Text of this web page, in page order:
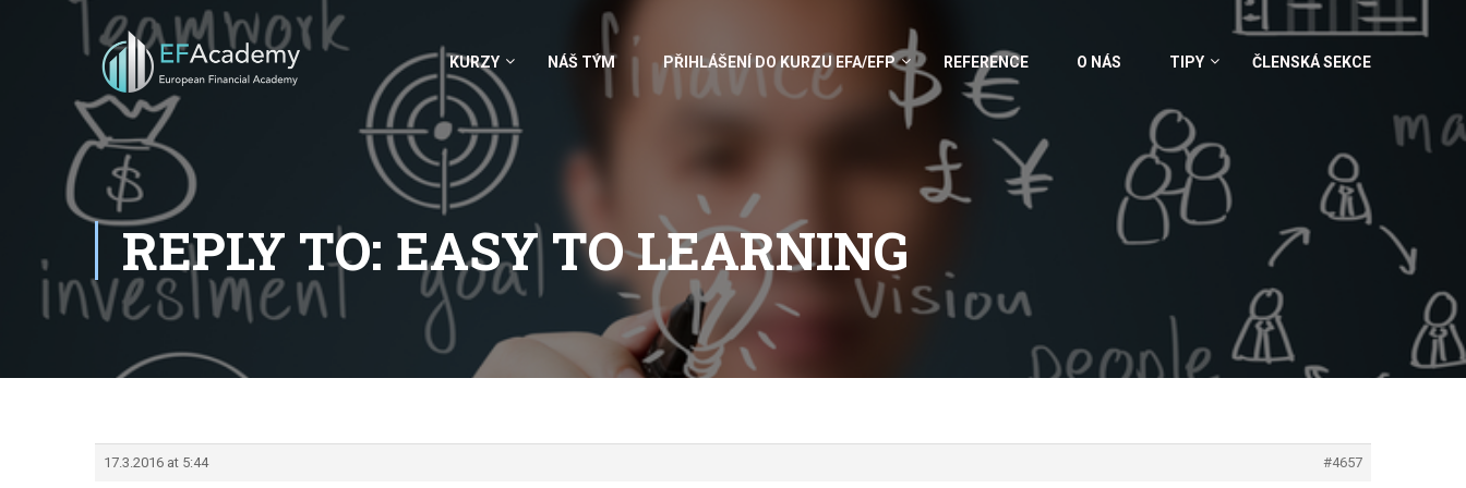
KURZY NÁŠ TÝM PŘIHLÁŠENÍ DO KURZU EFA/EFP REFERENCE O NÁS TIPY ČLENSKÁ SEKCE
REPLY TO: EASY TO LEARNING
17.3.2016 at 5:44 #4657